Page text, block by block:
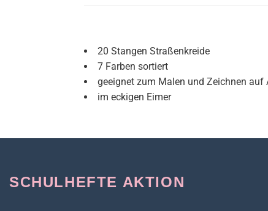
20 Stangen Straßenkreide
7 Farben sortiert
geeignet zum Malen und Zeichnen auf
im eckigen Eimer
SCHULHEFTE AKTION